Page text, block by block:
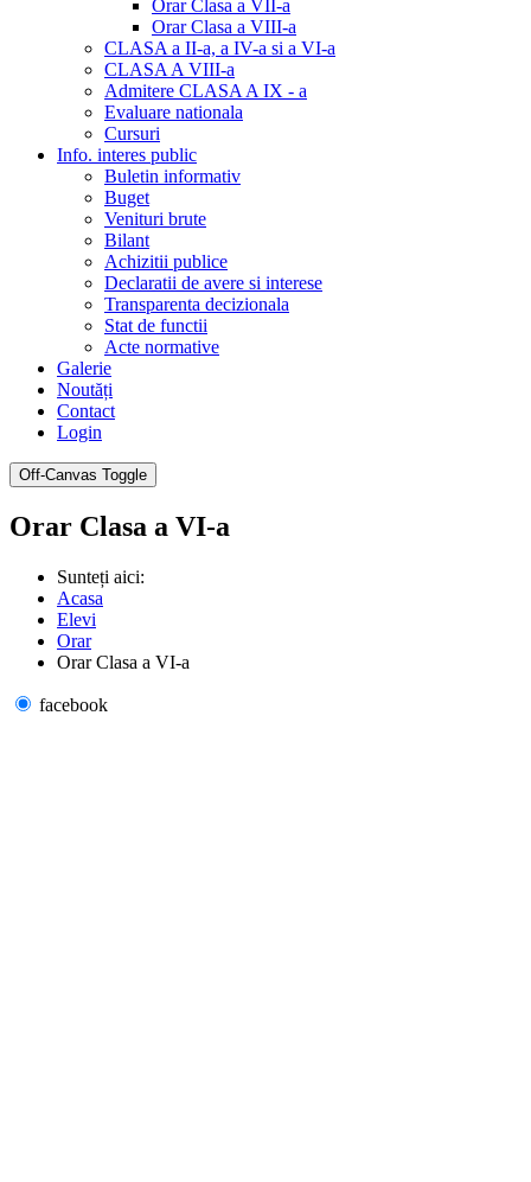
Orar Clasa a VII-a
Orar Clasa a VIII-a
CLASA a II-a, a IV-a si a VI-a
CLASA A VIII-a
Admitere CLASA A IX - a
Evaluare nationala
Cursuri
Info. interes public
Buletin informativ
Buget
Venituri brute
Bilant
Achizitii publice
Declaratii de avere si interese
Transparenta decizionala
Stat de functii
Acte normative
Galerie
Noutăți
Contact
Login
Off-Canvas Toggle
Orar Clasa a VI-a
Sunteți aici:
Acasa
Elevi
Orar
Orar Clasa a VI-a
facebook